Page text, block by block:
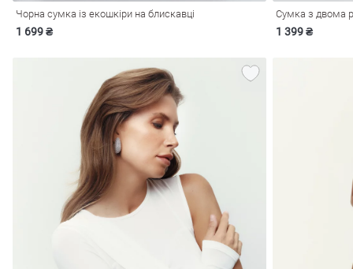
Чорна сумка із екошкіри на блискавці
1 699 ₴
Сумка з двома
1 399 ₴